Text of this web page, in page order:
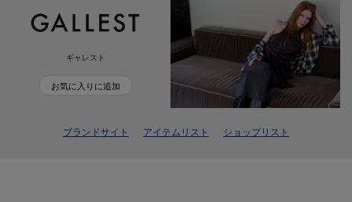
ギャレスト
お気に入りに追加
ブランドサイト アイテムリスト ショップリスト